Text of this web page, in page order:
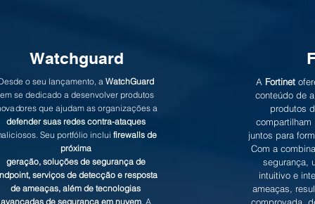
Watchguard
o seu lançamento, a WatchGuard
se dedicado a desenvolver produtos
que ajudam as organizações a
defender suas redes contra-ataques
Seu portfólio incluifirewalls de
próxima
geração, soluções de segurança de
serviços de detecção e resposta
de ameaças, além de tecnologias
avançadas de segurança em nuvem. A
A Fortinet
conteúdo de
produtos
compartilham
juntos para
Com a
segurança,
intuitivo e
ameaças,